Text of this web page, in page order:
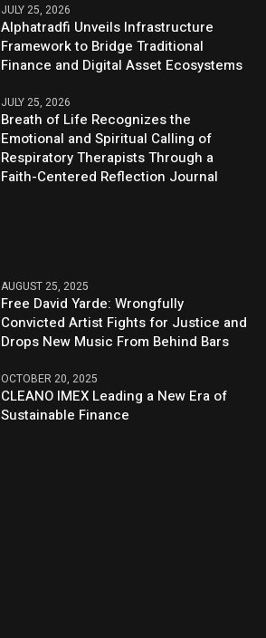
JULY 25, 2026
Alphatradfi Unveils Infrastructure
Framework to Bridge Traditional
Finance and Digital Asset Ecosystems
JULY 25, 2026
Breath of Life Recognizes the
Emotional and Spiritual Calling of
Respiratory Therapists Through a
Faith-Centered Reflection Journal
AUGUST 25, 2025
Free David Yarde: Wrongfully
Convicted Artist Fights for Justice and
Drops New Music From Behind Bars
OCTOBER 20, 2025
CLEANO IMEX Leading a New Era of
Sustainable Finance